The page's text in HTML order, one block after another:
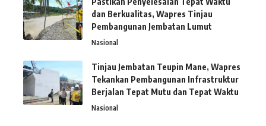
dan Berkualitas, Wapres Tinjau
Pembangunan Jembatan Lumut
Nasional
Tinjau Jembatan Teupin Mane, Wapres
Tekankan Pembangunan Infrastruktur
Berjalan Tepat Mutu dan Tepat Waktu
Nasional